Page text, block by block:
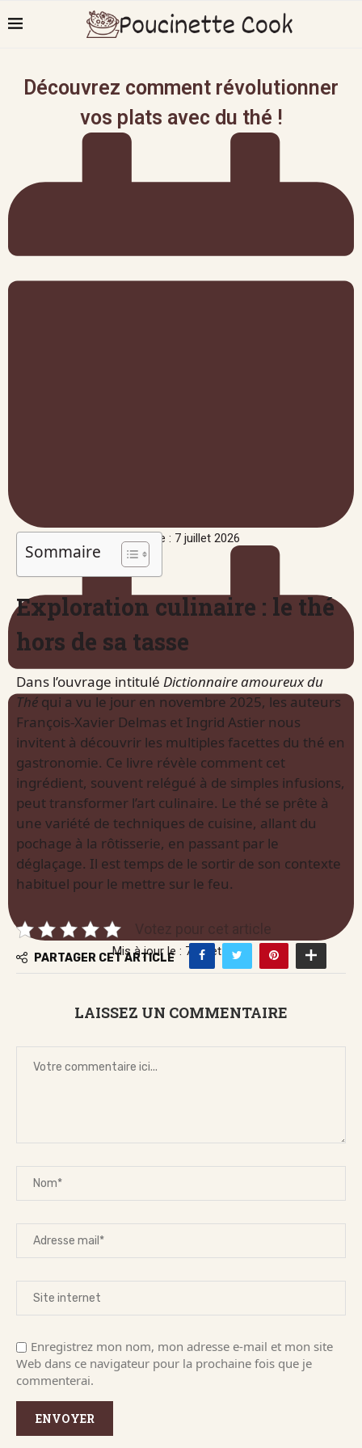
Découvrez comment révolutionner
vos plats avec du thé !
Publié le : 7 juillet 2026
Mis à jour le : 7 juillet 2026
Sommaire
Exploration culinaire : le thé
hors de sa tasse
Dans l’ouvrage intitulé Dictionnaire amoureux du
Thé qui a vu le jour en novembre 2025, les auteurs
François-Xavier Delmas et Ingrid Astier nous
invitent à découvrir les multiples facettes du thé en
gastronomie. Ce livre révèle comment cet
ingrédient, souvent relégué à de simples infusions,
peut transformer l’art culinaire. Le thé se prête à
une variété de techniques de cuisine, allant du
pochage à la rôtisserie, en passant par le
déglaçage. Il est temps de le sortir de son contexte
habituel pour le mettre sur le feu.
Votez pour cet article
PARTAGER CET ARTICLE
LAISSEZ UN COMMENTAIRE
Enregistrez mon nom, mon adresse e-mail et mon site
Web dans ce navigateur pour la prochaine fois que je
commenterai.